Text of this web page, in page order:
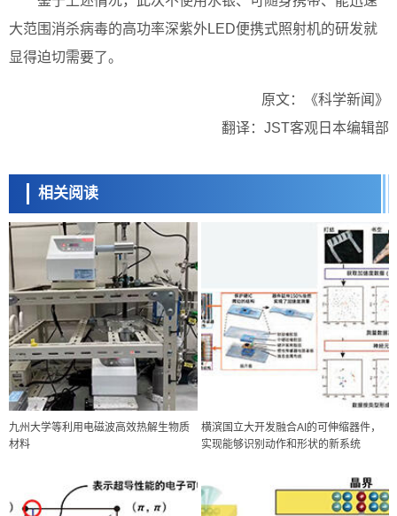
大范围消杀病毒的高功率深紫外LED便携式照射机的研发就
显得迫切需要了。
原文：《科学新闻》
翻译：JST客观日本编辑部
相关阅读
九州大学等利用电磁波高效热解生物质
材料
横滨国立大开发融合AI的可伸缩器件，
实现能够识别动作和形状的新系统